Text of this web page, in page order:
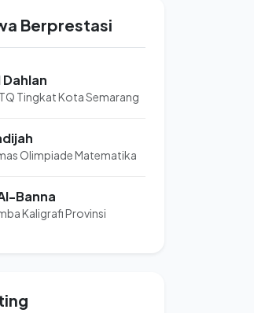
Berprestasi
Tingkat Kota Semarang
Olimpiade Matematika
Banna
Kaligrafi Provinsi